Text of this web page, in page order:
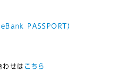
PASSPORT）
わせは こちら